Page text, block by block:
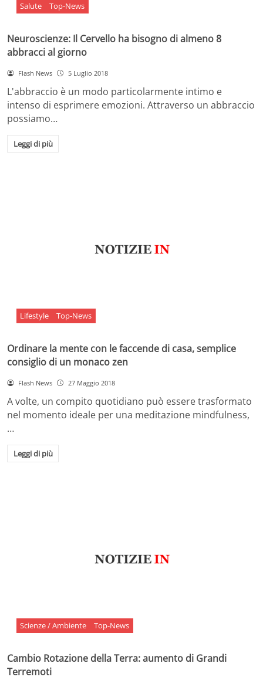
Salute Top-News
Neuroscienze: Il Cervello ha bisogno di almeno 8
abbracci al giorno
Flash News 5 Luglio 2018
L'abbraccio è un modo particolarmente intimo e
intenso di esprimere emozioni. Attraverso un abbraccio
possiamo…
Leggi di più
Lifestyle Top-News
Ordinare la mente con le faccende di casa, semplice
consiglio di un monaco zen
Flash News 27 Maggio 2018
A volte, un compito quotidiano può essere trasformato
nel momento ideale per una meditazione mindfulness,
…
Leggi di più
Scienze / Ambiente Top-News
Cambio Rotazione della Terra: aumento di Grandi
Terremoti